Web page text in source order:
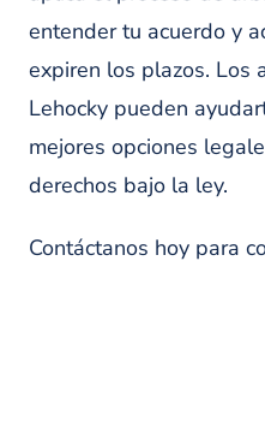
entender tu acuerdo y
expiren los plazos. Los
Lehocky pueden
mejores opciones
derechos bajo la ley.
Contáctanos hoy para